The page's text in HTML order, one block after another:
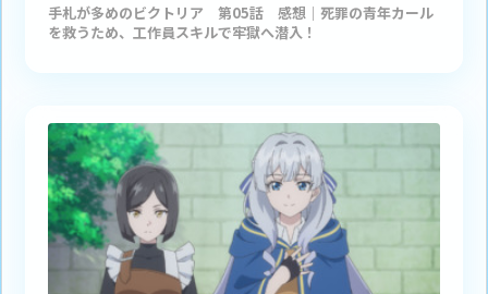
手札が多めのビクトリア 第05話 感想｜死罪の青年カール
を救うため、工作員スキルで牢獄へ潜入！